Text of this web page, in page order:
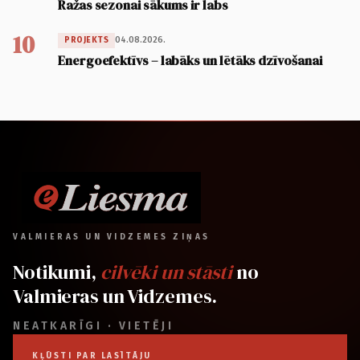
Ražas sezonai sākums ir labs
10 PROJEKTS 04.08.2026.
Energoefektīvs – labāks un lētāks dzīvošanai
VALMIERAS UN VIDZEMES ZIŅAS
Notikumi, cilvēki un stāstino
Valmieras un Vidzemes.
NEATKARĪGI · VIETĒJI
KĻŪSTI PAR LASĪTĀJU